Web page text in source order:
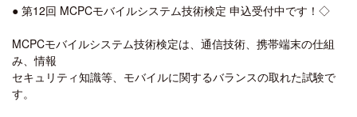
● 第12回 MCPCモバイルシステム技術検定 申込受付中です！◇
MCPCモバイルシステム技術検定は、通信技術、携帯端末の仕組
み、情報
セキュリティ知識等、モバイルに関するバランスの取れた試験で
す。